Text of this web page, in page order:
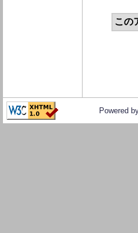
この
Powered